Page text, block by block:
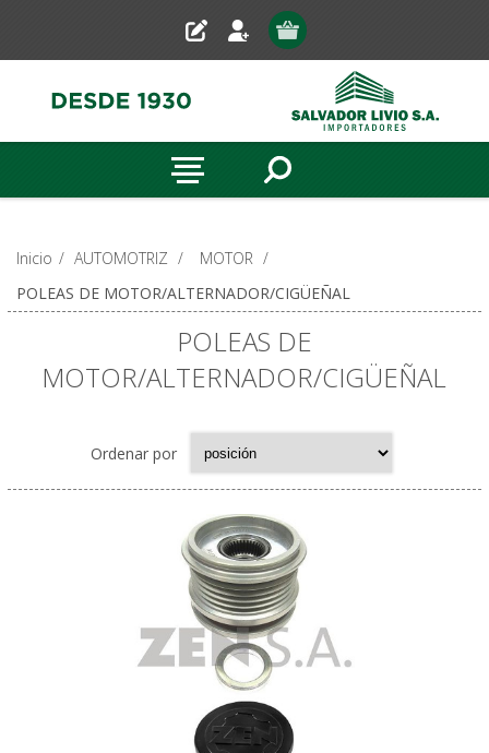
Inicio / AUTOMOTRIZ / MOTOR /
POLEAS DE MOTOR/ALTERNADOR/CIGÜEÑAL
POLEAS DE
MOTOR/ALTERNADOR/CIGÜEÑAL
Ordenar por